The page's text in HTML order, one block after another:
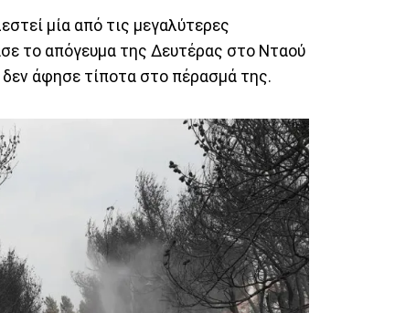
μία από τις μεγαλύτερες
το απόγευμα της Δευτέρας στο Νταού
άφησε τίποτα στο πέρασμά της.